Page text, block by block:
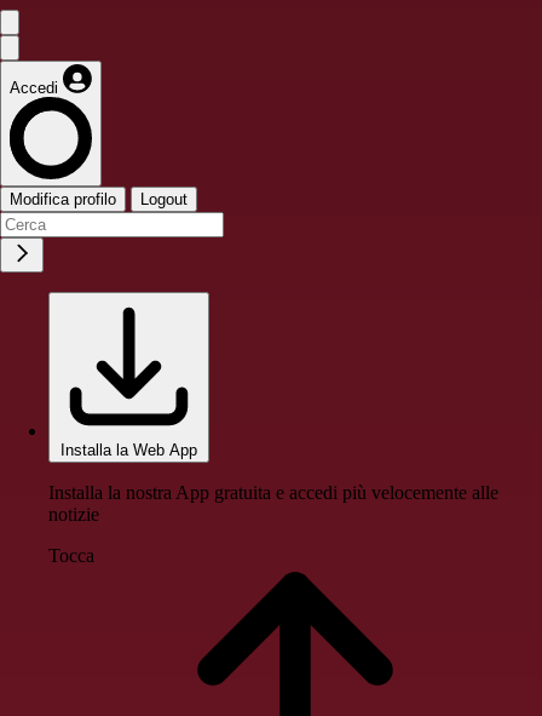
Accedi
Modifica profilo Logout
Installa la Web App
Installa la nostra App gratuita e accedi più velocemente alle
notizie
Tocca